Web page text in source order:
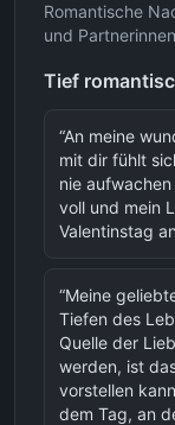
Romantische
und Partnerinnen
Tief
“An meine
mit dir fühlt
nie
voll und mein
Valentinstag
“Meine
Tiefen des
Quelle der
werden, ist
vorstellen
dem Tag, an